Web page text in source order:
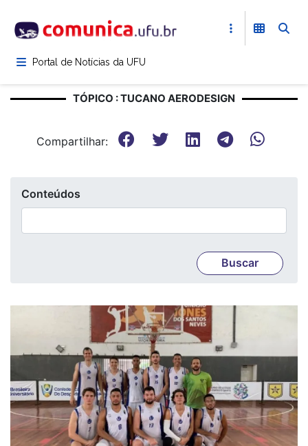
para
conteúdoPortal de Notícias da UFU
TÓPICO : TUCANO AERODESIGN
Compartilhar:
Conteúdos